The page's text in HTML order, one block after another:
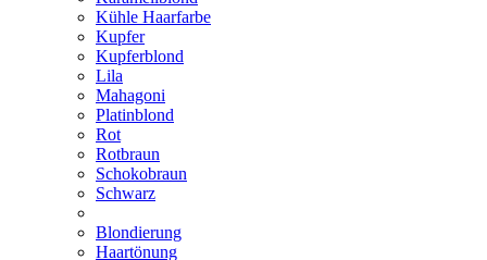
Kühle Haarfarbe
Kupfer
Kupferblond
Lila
Mahagoni
Platinblond
Rot
Rotbraun
Schokobraun
Schwarz
Blondierung
Haartönung